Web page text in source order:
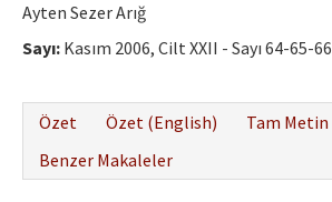
Ayten Sezer Arığ
Sayı: Kasım 2006, Cilt XXII - Sayı 64-65-66
Özet
Özet (English) Tam Metin
Benzer Makaleler